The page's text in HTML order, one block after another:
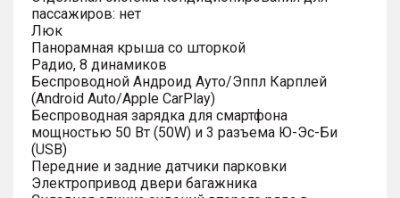
пассажиров: нет
Люк
Панорамная крыша со шторкой
Радио, 8 динамиков
Беспроводной Андроид Ауто/Эппл Карплей
(Android Auto/Apple CarPlay)
Беспроводная зарядка для смартфона
мощностью 50 Вт (50W) и 3 разъема Ю-Эс-Би
(USB)
Передние и задние датчики парковки
Электропривод двери багажника